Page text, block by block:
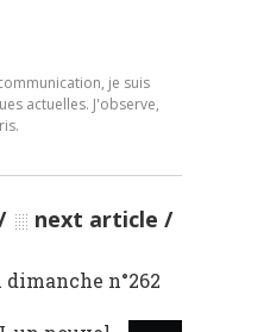
je suis
actuelles. J'observe,
next article
n°262